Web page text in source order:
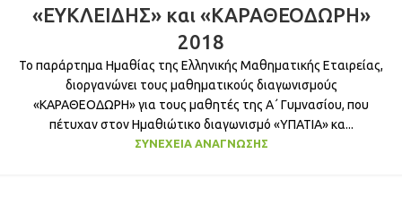
«ΕΥΚΛΕΙΔΗΣ» και «ΚΑΡΑΘΕΟΔΩΡΗ»
2018
Το παράρτημα Ημαθίας της Ελληνικής Μαθηματικής Εταιρείας,
διοργανώνει τους μαθηματικούς διαγωνισμούς
«ΚΑΡΑΘΕΟΔΩΡΗ» για τους μαθητές της Α΄ Γυμνασίου, που
πέτυχαν στον Ημαθιώτικο διαγωνισμό «ΥΠΑΤΙΑ» κα...
ΣΥΝΈΧΕΙΑ ΑΝΆΓΝΩΣΗΣ